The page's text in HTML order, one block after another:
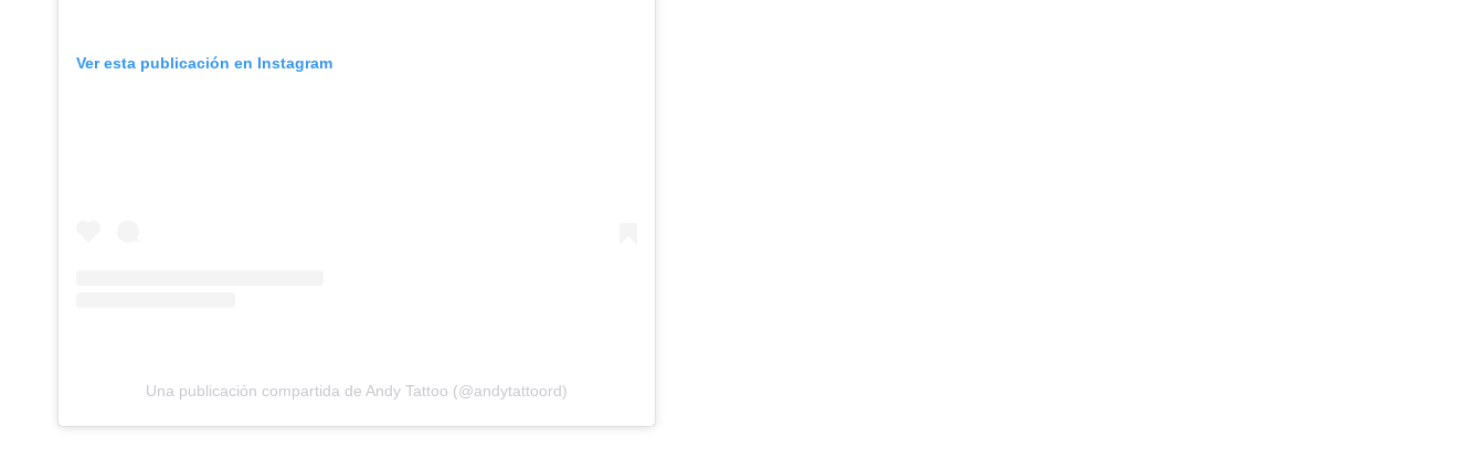
Ver esta publicación en Instagram
Una publicación compartida de Andy Tattoo (@andytattoord)